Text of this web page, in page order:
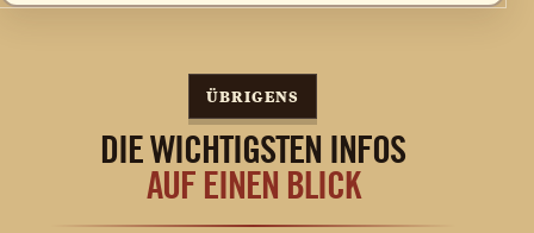
ÜBRIGENS
DIE WICHTIGSTEN INFOS
AUF EINEN BLICK